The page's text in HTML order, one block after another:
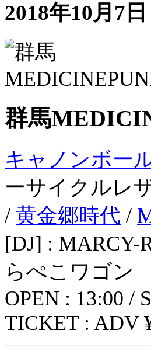
2018年10月7日
群馬
キャノンボー
ーサイクルレ
/ 黄金郷時代 /
[DJ] : MARCY-
らぺこワゴン
OPEN : 13:00 /
TICKET : ADV